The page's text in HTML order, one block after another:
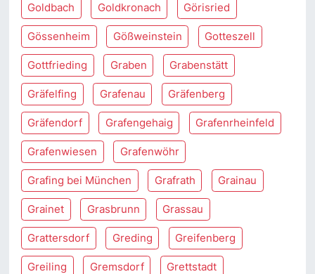
Goldbach Goldkronach Görisried
Gössenheim Gößweinstein Gotteszell
Gottfrieding Graben Grabenstätt
Gräfelfing Grafenau Gräfenberg
Gräfendorf Grafengehaig Grafenrheinfeld
Grafenwiesen Grafenwöhr
Grafing bei München Grafrath Grainau
Grainet Grasbrunn Grassau
Grattersdorf Greding Greifenberg
Greiling Gremsdorf Grettstadt